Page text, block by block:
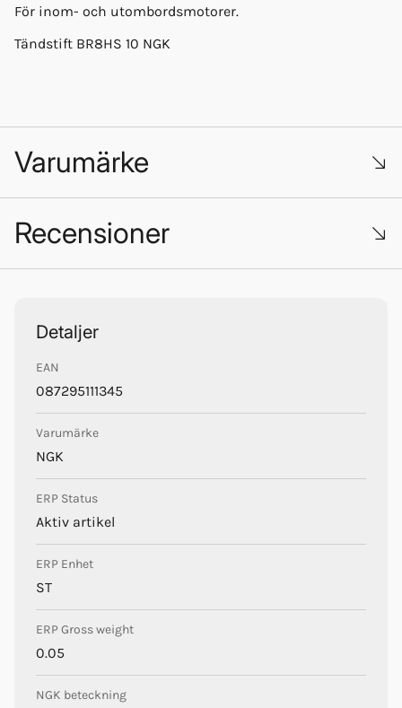
För inom- och utombordsmotorer.
Tändstift BR8HS 10 NGK
Varumärke
NGK
Recensioner
Detaljer
EAN
087295111345
Varumärke
NGK
ERP Status
Aktiv artikel
ERP Enhet
ST
ERP Gross weight
0.05
NGK beteckning